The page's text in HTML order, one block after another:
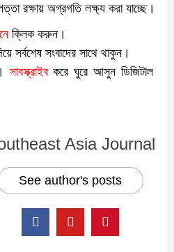
রক্ষায় অগ্রগতি লক্ষ্য করা যাচ্ছে।
ক্লিক করুন।
সর্বশেষ সংবাদের সাথে থাকুন।
সাবস্ক্রাইব করে ঘুরে আসুন ডিজিটাল
Asia Journal
See author's posts